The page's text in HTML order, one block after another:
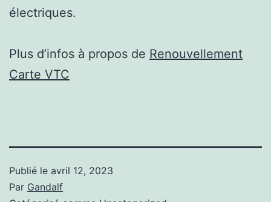
électriques.
Plus d’infos à propos de Renouvellement
Carte VTC
Publié le avril 12, 2023
Par Gandalf